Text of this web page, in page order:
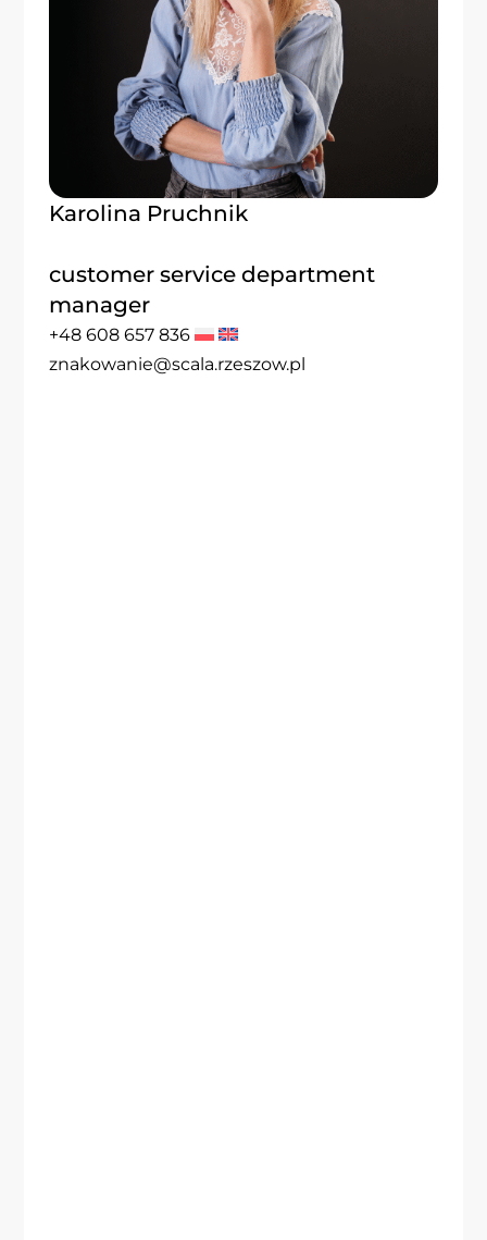
Karolina Pruchnik
customer service department
manager
+48 608 657 836
znakowanie@scala.rzeszow.pl